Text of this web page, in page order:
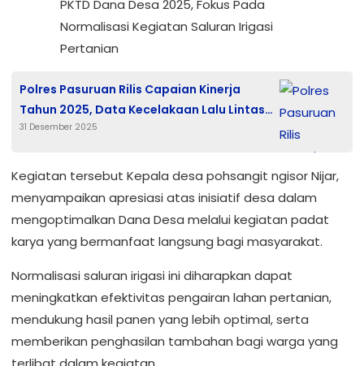
Polres Pasuruan Rilis Capaian Kinerja
Tahun 2025, Data Kecelakaan Lalu Lintas
Naik
31 Desember 2025
Kegiatan tersebut Kepala desa pohsangit ngisor Nijar,
menyampaikan apresiasi atas inisiatif desa dalam
mengoptimalkan Dana Desa melalui kegiatan padat
karya yang bermanfaat langsung bagi masyarakat.
Normalisasi saluran irigasi ini diharapkan dapat
meningkatkan efektivitas pengairan lahan pertanian,
mendukung hasil panen yang lebih optimal, serta
memberikan penghasilan tambahan bagi warga yang